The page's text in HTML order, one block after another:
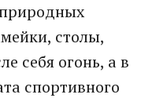
столы,
себя огонь, а в
спортивного